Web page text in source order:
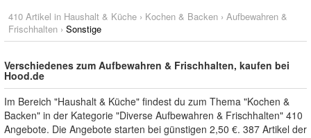
410 Artikel in Haushalt & Küche › Kochen & Backen › Aufbewahren &
Frischhalten › Sonstige
Verschiedenes zum Aufbewahren & Frischhalten, kaufen bei
Hood.de
Im Bereich "Haushalt & Küche" findest du zum Thema "Kochen &
Backen" in der Kategorie "Diverse Aufbewahren & Frischhalten" 410
Angebote. Die Angebote starten bei günstigen 2,50 €. 387 Artikel der